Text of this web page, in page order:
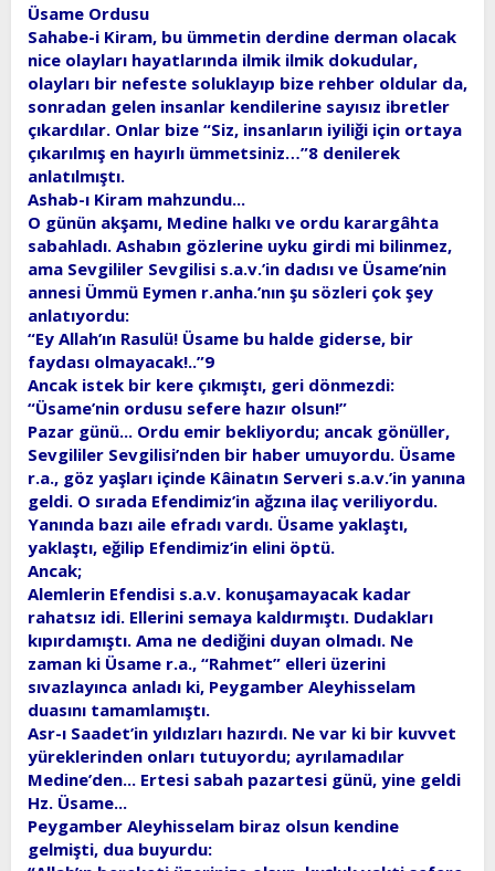
Üsame Ordusu
Sahabe-i Kiram, bu ümmetin derdine derman olacak
nice olayları hayatlarında ilmik ilmik dokudular,
olayları bir nefeste soluklayıp bize rehber oldular da,
sonradan gelen insanlar kendilerine sayısız ibretler
çıkardılar. Onlar bize “Siz, insanların iyiliği için ortaya
çıkarılmış en hayırlı ümmetsiniz…”8 denilerek
anlatılmıştı.
Ashab-ı Kiram mahzundu...
O günün akşamı, Medine halkı ve ordu karargâhta
sabahladı. Ashabın gözlerine uyku girdi mi bilinmez,
ama Sevgililer Sevgilisi s.a.v.’in dadısı ve Üsame’nin
annesi Ümmü Eymen r.anha.’nın şu sözleri çok şey
anlatıyordu:
“Ey Allah’ın Rasulü! Üsame bu halde giderse, bir
faydası olmayacak!..”9
Ancak istek bir kere çıkmıştı, geri dönmezdi:
“Üsame’nin ordusu sefere hazır olsun!”
Pazar günü... Ordu emir bekliyordu; ancak gönüller,
Sevgililer Sevgilisi’nden bir haber umuyordu. Üsame
r.a., göz yaşları içinde Kâinatın Serveri s.a.v.’in yanına
geldi. O sırada Efendimiz’in ağzına ilaç veriliyordu.
Yanında bazı aile efradı vardı. Üsame yaklaştı,
yaklaştı, eğilip Efendimiz’in elini öptü.
Ancak;
Alemlerin Efendisi s.a.v. konuşamayacak kadar
rahatsız idi. Ellerini semaya kaldırmıştı. Dudakları
kıpırdamıştı. Ama ne dediğini duyan olmadı. Ne
zaman ki Üsame r.a., “Rahmet” elleri üzerini
sıvazlayınca anladı ki, Peygamber Aleyhisselam
duasını tamamlamıştı.
Asr-ı Saadet’in yıldızları hazırdı. Ne var ki bir kuvvet
yüreklerinden onları tutuyordu; ayrılamadılar
Medine’den... Ertesi sabah pazartesi günü, yine geldi
Hz. Üsame...
Peygamber Aleyhisselam biraz olsun kendine
gelmişti, dua buyurdu: